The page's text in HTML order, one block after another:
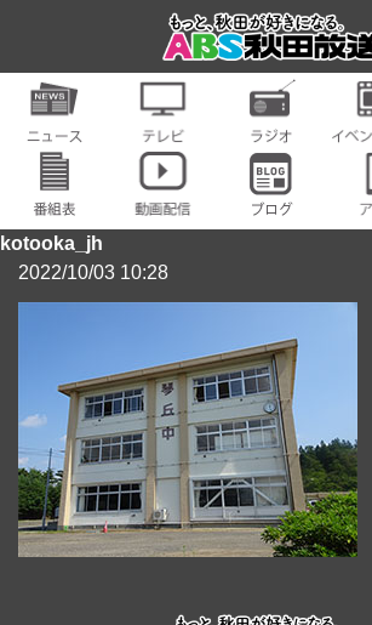
kotooka_jh
2022/10/03 10:28